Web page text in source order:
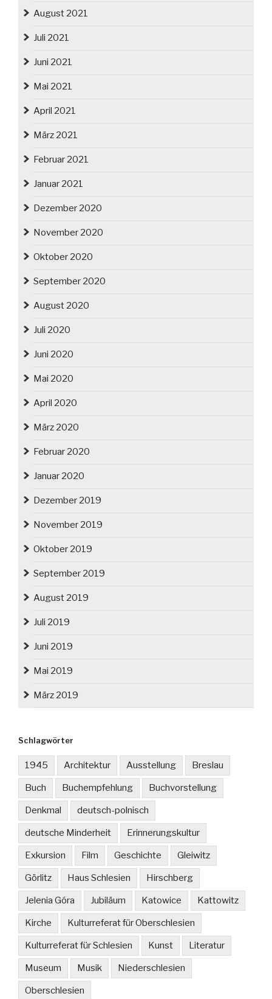
August 2021
Juli 2021
Juni 2021
Mai 2021
April 2021
März 2021
Februar 2021
Januar 2021
Dezember 2020
November 2020
Oktober 2020
September 2020
August 2020
Juli 2020
Juni 2020
Mai 2020
April 2020
März 2020
Februar 2020
Januar 2020
Dezember 2019
November 2019
Oktober 2019
September 2019
August 2019
Juli 2019
Juni 2019
Mai 2019
März 2019
Schlagwörter
1945 Architektur Ausstellung Breslau
Buch Buchempfehlung Buchvorstellung
Denkmal deutsch-polnisch
deutsche Minderheit Erinnerungskultur
Exkursion Film Geschichte Gleiwitz
Görlitz Haus Schlesien Hirschberg
Jelenia Góra Jubiläum Katowice Kattowitz
Kirche Kulturreferat für Oberschlesien
Kulturreferat für Schlesien Kunst Literatur
Museum Musik Niederschlesien
Oberschlesien